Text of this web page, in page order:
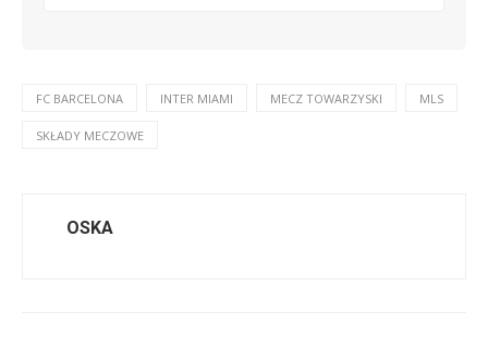
FC BARCELONA INTER MIAMI MECZ TOWARZYSKI MLS
SKŁADY MECZOWE
OSKA